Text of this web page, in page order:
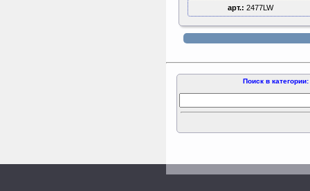
арт.: 2477LW
Поиск в категории: